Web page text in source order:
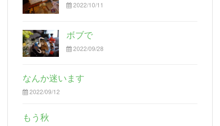
2022/10/11
ボブで
2022/09/28
なんか迷います
2022/09/12
もう秋